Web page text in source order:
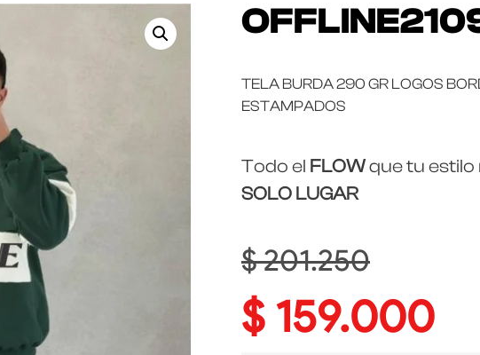
TELA BURDA 290 GR LOGOS
ESTAMPADOS
Todo el FLOWque tu estilo
SOLO LUGAR
$201.250
$159.000